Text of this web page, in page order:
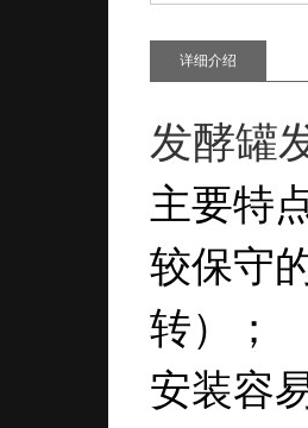
详细介绍
发酵罐
主要特
较保守
转）；
安装容